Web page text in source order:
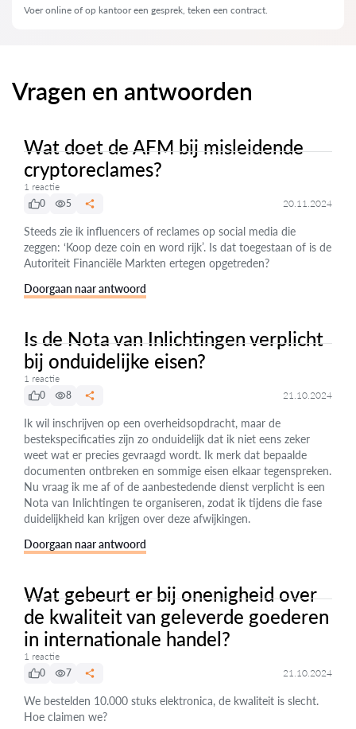
Voer online of op kantoor een gesprek, teken een contract.
Vragen en antwoorden
Wat doet de AFM bij misleidende
cryptoreclames?
1 reactie
0
5 20.11.2024
Steeds zie ik influencers of reclames op social media die
zeggen: ‘Koop deze coin en word rijk’. Is dat toegestaan of is de
Autoriteit Financiële Markten ertegen opgetreden?
Doorgaan naar antwoord
Is de Nota van Inlichtingen verplicht
bij onduidelijke eisen?
1 reactie
0
8 21.10.2024
Ik wil inschrijven op een overheidsopdracht, maar de
bestekspecificaties zijn zo onduidelijk dat ik niet eens zeker
weet wat er precies gevraagd wordt. Ik merk dat bepaalde
documenten ontbreken en sommige eisen elkaar tegenspreken.
Nu vraag ik me af of de aanbestedende dienst verplicht is een
Nota van Inlichtingen te organiseren, zodat ik tijdens die fase
duidelijkheid kan krijgen over deze afwijkingen.
Doorgaan naar antwoord
Wat gebeurt er bij onenigheid over
de kwaliteit van geleverde goederen
in internationale handel?
1 reactie
0
7 21.10.2024
We bestelden 10.000 stuks elektronica, de kwaliteit is slecht.
Hoe claimen we?